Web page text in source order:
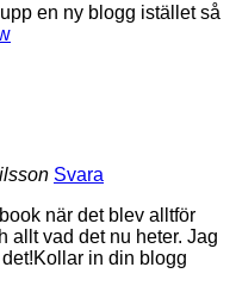
en ny blogg istället så
Svara
när det blev alltför
allt vad det nu heter. Jag
in din blogg